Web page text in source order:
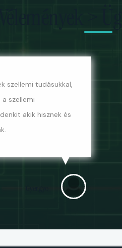
Vélemények >
szellemi tudásukkal,
szellemi
akik hisznek és